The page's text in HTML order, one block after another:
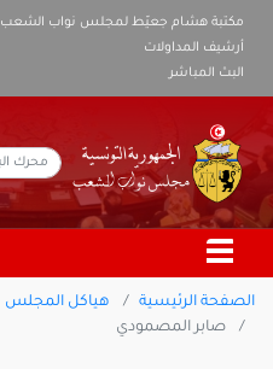
مكتبة هشام جعيّط لمجلس نواب الشعب
أرشيف المداولات
البث المباشر
الصفحة الرئيسية هياكل المجلس
صابر المصمودي